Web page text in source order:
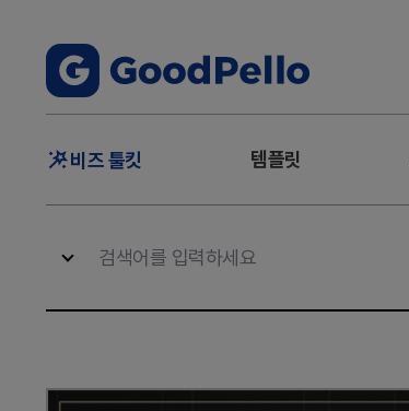
주
뉴
비즈 툴킷 템플릿